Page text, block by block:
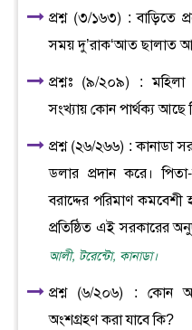
প্রশ্ন (৩/১৬৩) : বাড়িতে
সময় দু’রাক‘আত ছালাত
প্রশ্নঃ (৯/২০৯) :
সংখ্যায় কোন পার্থক্য আছে
প্রশ্ন (২৬/২৬৬) : কানাডা
ডলার প্রদান করে।
বরাদ্দের পরিমাণ
প্রতিষ্ঠিত এই সরকারের
আলী, টরেন্টো, কানাডা।
প্রশ্ন (৬/২০৬) : কোন
অংশগ্রহণ করা যাবে কি?